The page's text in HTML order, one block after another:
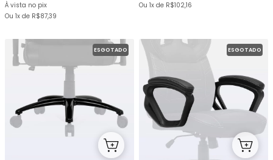
À vista no pix
Ou 1x de R$87,39
Ou 1x de R$102,16
ESGOTADO ESGOTADO